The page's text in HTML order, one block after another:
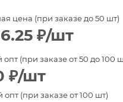
цена (при заказе до 50 шт)
₽/шт
(при заказе от 50 до 100
₽/шт
(при заказе от 100 шт)